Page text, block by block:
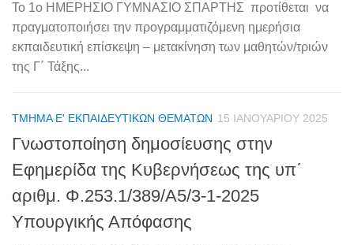
Το 1ο ΗΜΕΡΗΣΙΟ ΓΥΜΝΑΣΙΟ ΣΠΑΡΤΗΣ προτίθεται να
πραγματοποιήσει την προγραμματιζόμενη ημερήσια
εκπαιδευτική επίσκεψη – μετακίνηση των μαθητών/τριών
της Γ΄ Τάξης...
ΤΜΉΜΑ Ε' ΕΚΠΑΙΔΕΥΤΙΚΏΝ ΘΕΜΆΤΩΝ 15 ΙΑΝΟΥΑΡΊΟΥ 2025
Γνωστοποίηση δημοσίευσης στην
Εφημερίδα της Κυβερνήσεως της υπ΄
αριθμ. Φ.253.1/389/Α5/3-1-2025
Υπουργικής Απόφασης